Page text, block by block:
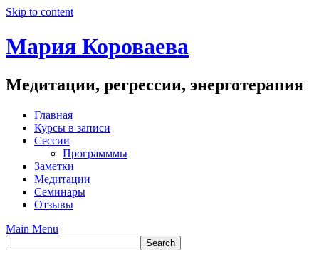
Skip to content
Мария Короваева
Медитации, регрессии, энерготерапия
Главная
Курсы в записи
Сессии
Программмы
Заметки
Медитации
Семинары
Отзывы
Main Menu